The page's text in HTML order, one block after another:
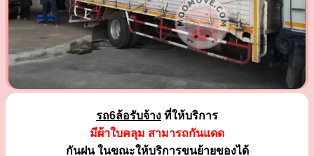
รถ6ล้อรับจ้าง ที่ให้บริการ
มีผ้าใบคลุม สามารถกันแดด
กันฝน ในขณะให้บริการขนย้ายของได้